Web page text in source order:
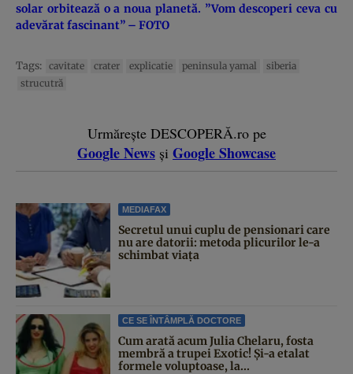
solar orbitează o a noua planetă. ”Vom descoperi ceva cu
adevărat fascinant” – FOTO
Tags: cavitate crater explicatie peninsula yamal
siberia
strucutră
Urmărește DESCOPERĂ.ro pe
Google News și Google Showcase
MEDIAFAX
Secretul unui cuplu de pensionari care
nu are datorii: metoda plicurilor le-a
schimbat viața
CE SE ÎNTÂMPLĂ DOCTORE
Cum arată acum Julia Chelaru, fosta
membră a trupei Exotic! Și-a etalat
formele voluptoase, la...